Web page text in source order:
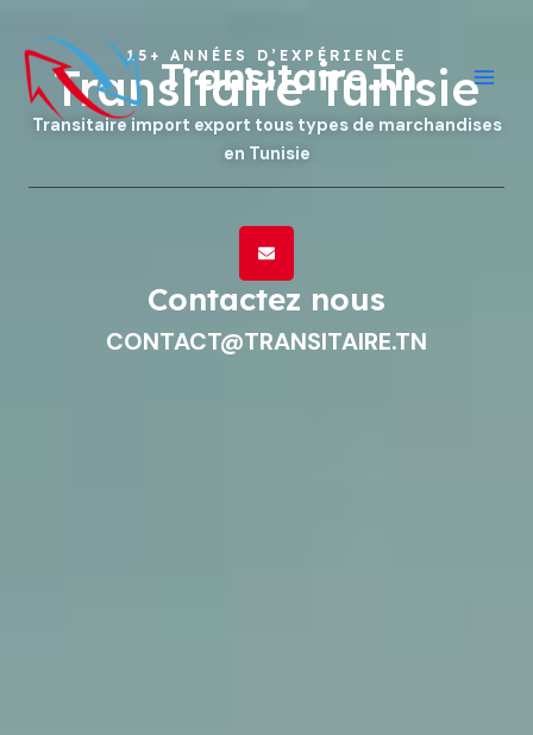
contenu
Transitaire.Tn
15+ ANNÉES D’EXPÉRIENCE
Transitaire Tunisie
Transitaire import export tous types de marchandises
en Tunisie
Contactez nous
CONTACT@TRANSITAIRE.TN